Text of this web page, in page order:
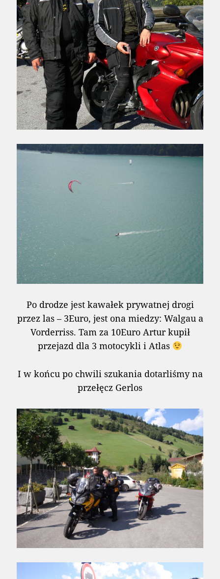
Po drodze jest kawałek prywatnej drogi
przez las – 3Euro, jest ona miedzy: Walgau a
Vorderriss. Tam za 10Euro Artur kupił
przejazd dla 3 motocykli i Atlas
I w końcu po chwili szukania dotarliśmy na
przełęcz Gerlos